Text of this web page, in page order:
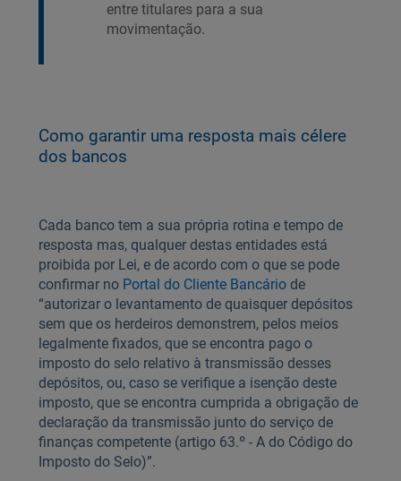
entre titulares para a sua
movimentação.
Como garantir uma resposta mais célere
dos bancos
Cada banco tem a sua própria rotina e tempo de
resposta mas, qualquer destas entidades está
proibida por Lei, e de acordo com o que se pode
confirmar no Portal do Cliente Bancário de
“autorizar o levantamento de quaisquer depósitos
sem que os herdeiros demonstrem, pelos meios
legalmente fixados, que se encontra pago o
imposto do selo relativo à transmissão desses
depósitos, ou, caso se verifique a isenção deste
imposto, que se encontra cumprida a obrigação de
declaração da transmissão junto do serviço de
finanças competente (artigo 63.º - A do Código do
Imposto do Selo)”.